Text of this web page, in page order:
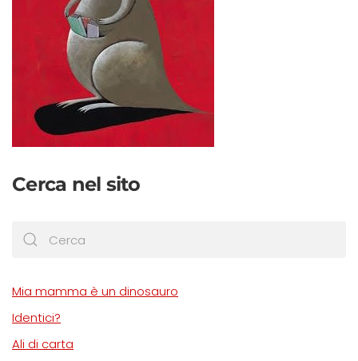
Cerca nel sito
Mia mamma è un dinosauro
Identici?
Ali di carta